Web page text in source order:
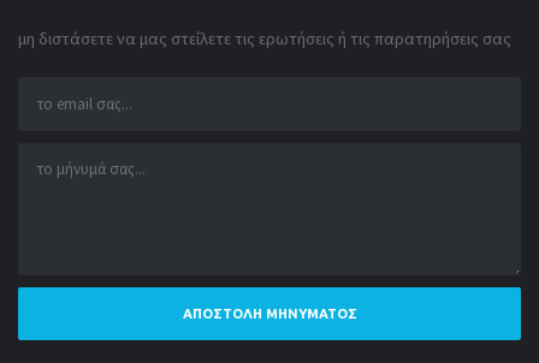
μη διστάσετε να μας στείλετε τις ερωτήσεις ή τις παρατηρήσεις σας
ΑΠΟΣΤΟΛΉ ΜΗΝΎΜΑΤΟΣ